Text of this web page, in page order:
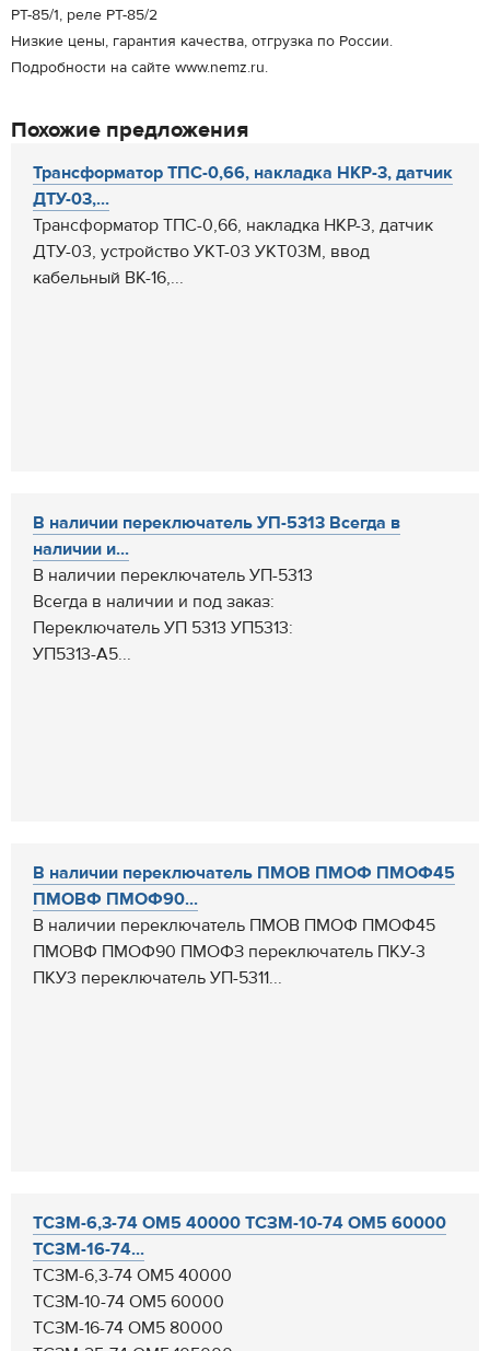
РТ-85/1, реле РТ-85/2
Низкие цены, гарантия качества, отгрузка по России.
Подробности на сайте www.nemz.ru.
Похожие предложения
Трансформатор ТПС-0,66, накладка НКР-3, датчик
ДТУ-03,...
Трансформатор ТПС-0,66, накладка НКР-3, датчик
ДТУ-03, устройство УКТ-03 УКТ03М, ввод
кабельный ВК-16,...
В наличии переключатель УП-5313 Всегда в
наличии и...
В наличии переключатель УП-5313
Всегда в наличии и под заказ:
Переключатель УП 5313 УП5313:
УП5313-А5...
В наличии переключатель ПМОВ ПМОФ ПМОФ45
ПМОВФ ПМОФ90...
В наличии переключатель ПМОВ ПМОФ ПМОФ45
ПМОВФ ПМОФ90 ПМОФЗ переключатель ПКУ-3
ПКУ3 переключатель УП-5311...
ТСЗМ-6,3-74 ОМ5 40000 ТСЗМ-10-74 ОМ5 60000
ТСЗМ-16-74...
ТСЗМ-6,3-74 ОМ5 40000
ТСЗМ-10-74 ОМ5 60000
ТСЗМ-16-74 ОМ5 80000